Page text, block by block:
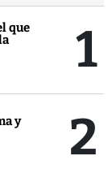
que
1
y
2